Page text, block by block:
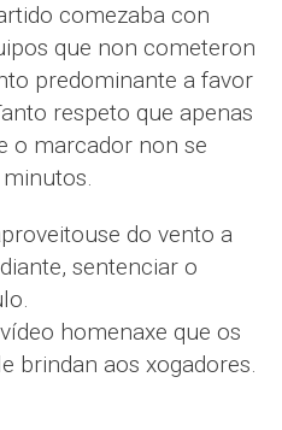
comezaba con
que non cometeron
predominante a favor
respeto que apenas
o marcador non se
do vento a
sentenciar o
homenaxe que os
brindan aos xogadores.